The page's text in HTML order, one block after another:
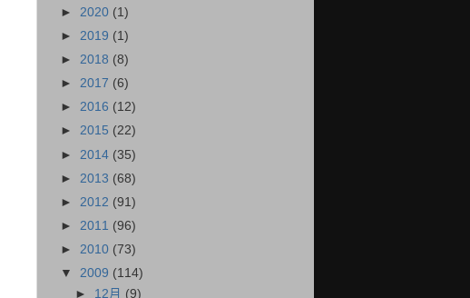
► 2020 (1)
► 2019 (1)
► 2018 (8)
► 2017 (6)
► 2016 (12)
► 2015 (22)
► 2014 (35)
► 2013 (68)
► 2012 (91)
► 2011 (96)
► 2010 (73)
▼ 2009 (114)
► 12月 (9)